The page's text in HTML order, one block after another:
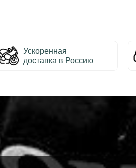
Ускоренная
доставка в Россию